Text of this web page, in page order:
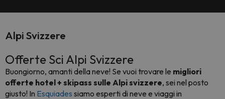
Alpi Svizzere
Offerte Sci Alpi Svizzere
Buongiorno, amanti della neve! Se vuoi trovare le migliori
offerte hotel + skipass sulle Alpi svizzere, sei nel posto
giusto! In Esquiades siamo esperti di neve e viaggi in